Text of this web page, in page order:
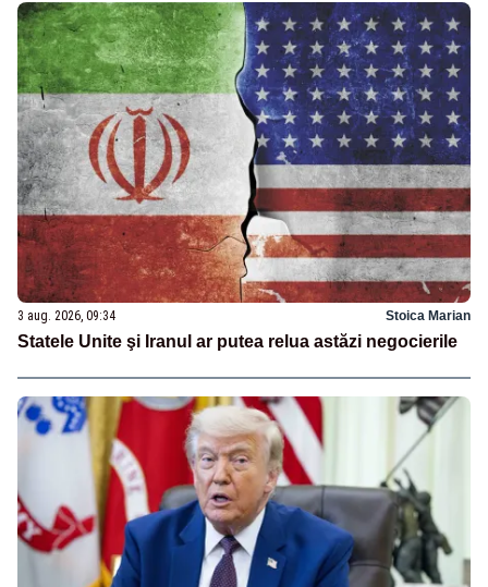
3 aug. 2026, 09:34 Stoica Marian
Statele Unite şi Iranul ar putea relua astăzi negocierile